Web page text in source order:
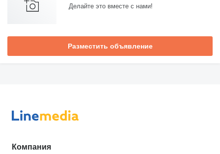
Делайте это вместе с нами!
Разместить объявление
Компания